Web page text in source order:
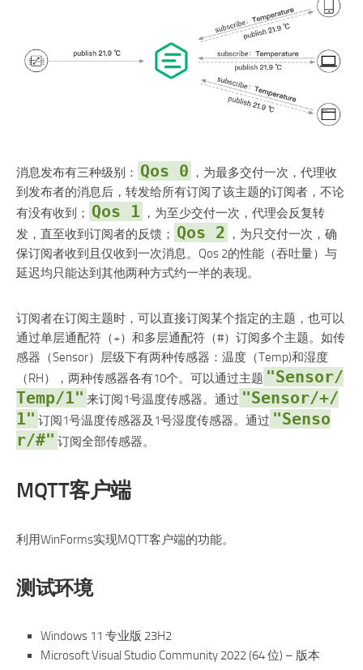
消息发布有三种级别： Qos 0 ，为最多交付一次，代理收
到发布者的消息后，转发给所有订阅了该主题的订阅者，不论
有没有收到； Qos 1 ，为至少交付一次，代理会反复转
发，直至收到订阅者的反馈； Qos 2 ，为只交付一次，确
保订阅者收到且仅收到一次消息。Qos 2的性能（吞吐量）与
延迟均只能达到其他两种方式约一半的表现。
订阅者在订阅主题时，可以直接订阅某个指定的主题，也可以
通过单层通配符（+）和多层通配符（#）订阅多个主题。如传
感器（Sensor）层级下有两种传感器：温度（Temp)和湿度
（RH），两种传感器各有10个。可以通过主题 "Sensor/
Temp/1" 来订阅1号温度传感器。通过 "Sensor/+/
1" 订阅1号温度传感器及1号湿度传感器。通过 "Senso
r/#" 订阅全部传感器。
MQTT客户端
利用WinForms实现MQTT客户端的功能。
测试环境
Windows 11 专业版 23H2
Microsoft Visual Studio Community 2022 (64 位) – 版本